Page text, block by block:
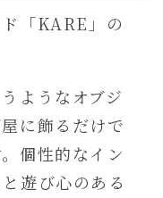
「KARE」の
ようなオブジ
に飾るだけで
個性的なイン
遊び心のある